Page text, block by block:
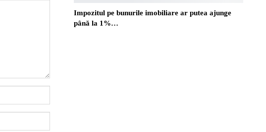
Impozitul pe bunurile imobiliare ar putea ajunge
până la 1%…